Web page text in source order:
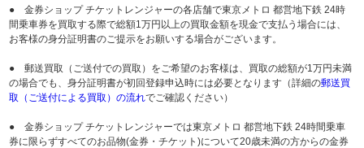
● 金券ショップ チケットレンジャーの各店舗で東京メトロ 都営地下鉄 24時
間乗車券を買取する際で総額1万円以上の買取金額を現金で支払う場合には、
お客様の身分証明書のご提示をお願いする場合がございます。
● 郵送買取（ご送付での買取）をご希望のお客様は、買取の総額が1万円未満
の場合でも、身分証明書が初回登録申込時には必要となります（詳細の郵送買
取（ご送付による買取）の流れでご確認ください）
● 金券ショップ チケットレンジャーでは東京メトロ 都営地下鉄 24時間乗車
券に限らずすべてのお品物(金券・チケット)について20歳未満の方からの金券